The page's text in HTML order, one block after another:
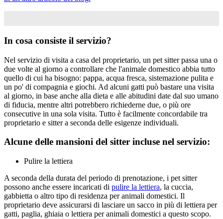
In cosa consiste il servizio?
Nel servizio di visita a casa del proprietario, un pet sitter passa una o
due volte al giorno a controllare che l'animale domestico abbia tutto
quello di cui ha bisogno: pappa, acqua fresca, sistemazione pulita e
un po' di compagnia e giochi. Ad alcuni gatti può bastare una visita
al giorno, in base anche alla dieta e alle abitudini date dal suo umano
di fiducia, mentre altri potrebbero richiederne due, o più ore
consecutive in una sola visita. Tutto è facilmente concordabile tra
proprietario e sitter a seconda delle esigenze individuali.
Alcune delle mansioni del sitter incluse nel servizio:
Pulire la lettiera
A seconda della durata del periodo di prenotazione, i pet sitter
possono anche essere incaricati di pulire la lettiera, la cuccia,
gabbietta o altro tipo di residenza per animali domestici. Il
proprietario deve assicurarsi di lasciare un sacco in più di lettiera per
gatti, paglia, ghiaia o lettiera per animali domestici a questo scopo.